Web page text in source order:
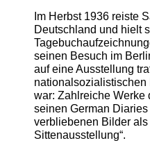
Im Herbst 1936 reiste
Deutschland und hielt
seinen Besuch im
auf eine Ausstellung
nationalsozialistischen
war: Zahlreiche Werke
seinen German
verbliebenen Bilder als
Sittenausstellung“.